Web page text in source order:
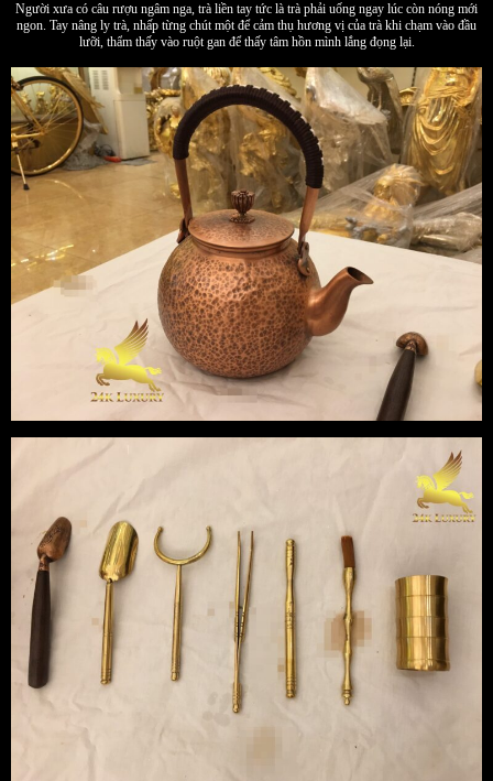
Người xưa có câu rượu ngâm nga, trà liền tay tức là trà phải uống ngay lúc còn nóng mới
ngon. Tay nâng ly trà, nhấp từng chút một để cảm thụ hương vị của trà khi chạm vào đầu
lưỡi, thẩm thấy vào ruột gan để thấy tâm hồn mình lắng đọng lại.